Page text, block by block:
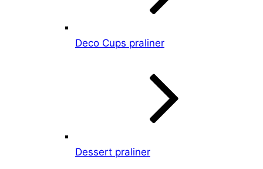
Deco Cups praliner
Dessert praliner